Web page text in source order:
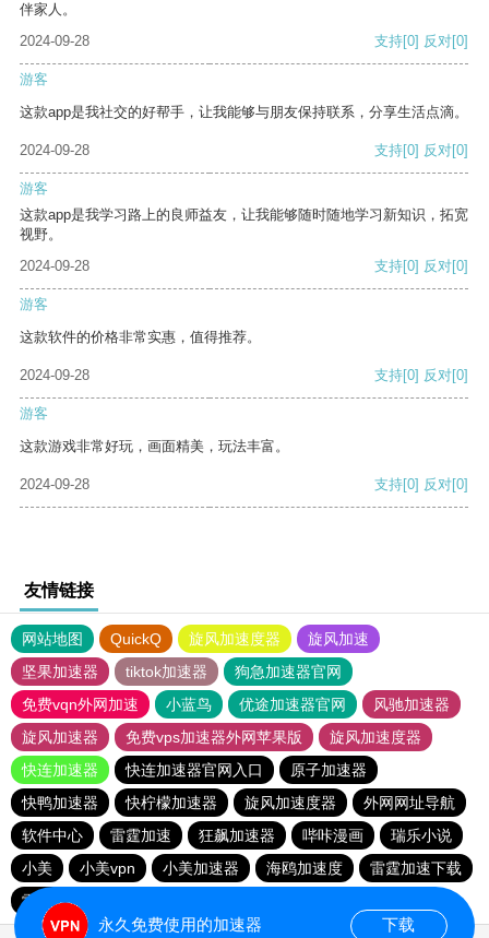
伴家人。
2024-09-28
支持[0] 反对[0]
游客
这款app是我社交的好帮手，让我能够与朋友保持联系，分享生活点滴。
2024-09-28 支持[0] 反对[0]
游客
这款app是我学习路上的良师益友，让我能够随时随地学习新知识，拓宽
视野。
2024-09-28
支持[0] 反对[0]
游客
这款软件的价格非常实惠，值得推荐。
2024-09-28 支持[0] 反对[0]
游客
这款游戏非常好玩，画面精美，玩法丰富。
2024-09-28 支持[0] 反对[0]
友情链接
网站地图 QuickQ 旋风加速度器
旋风加速
坚果加速器
tiktok加速器
狗急加速器官网
免费vqn外网加速
小蓝鸟 优途加速器官网
风驰加速器
旋风加速器
免费vps加速器外网苹果版
旋风加速度器
快连加速器
快连加速器官网入口
原子加速器
快鸭加速器
快柠檬加速器 旋风加速度器
外网网址导航
软件中心
雷霆加速 狂飙加速器 哔咔漫画
瑞乐小说
小美
小美vpn 小美加速器 海鸥加速度
雷霆加速下载
雷霆加速
永久免费使用的加速器 下载